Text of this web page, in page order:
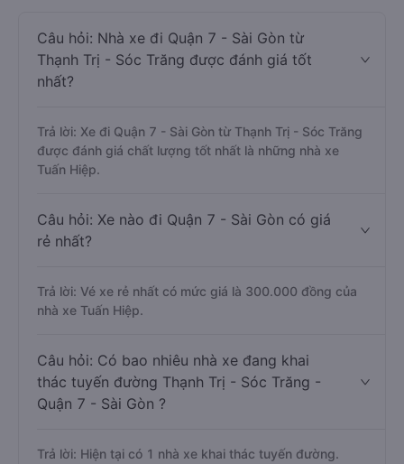
Câu hỏi: Nhà xe đi Quận 7 - Sài Gòn từ
Thạnh Trị - Sóc Trăng được đánh giá tốt
nhất?
Trả lời: Xe đi Quận 7 - Sài Gòn từ Thạnh Trị - Sóc Trăng
được đánh giá chất lượng tốt nhất là những nhà xe
Tuấn Hiệp.
Câu hỏi: Xe nào đi Quận 7 - Sài Gòn có giá
rẻ nhất?
Trả lời: Vé xe rẻ nhất có mức giá là 300.000 đồng của
nhà xe Tuấn Hiệp.
Câu hỏi: Có bao nhiêu nhà xe đang khai
thác tuyến đường Thạnh Trị - Sóc Trăng -
Quận 7 - Sài Gòn ?
Trả lời: Hiện tại có 1 nhà xe khai thác tuyến đường.